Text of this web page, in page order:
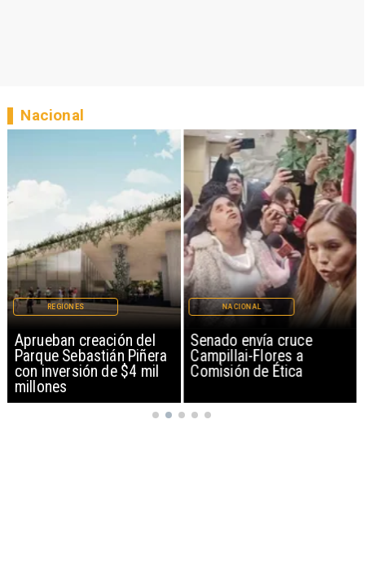
Aprueban creación del
Parque Sebastián Piñera
con inversión de $4 mil
millones
REGIONES
Senado envía cruce
Campillai-Flores a
Comisión de Ética
NACIONAL
Nacional